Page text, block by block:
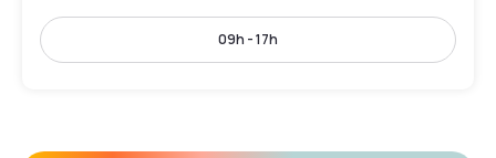
09h - 17h